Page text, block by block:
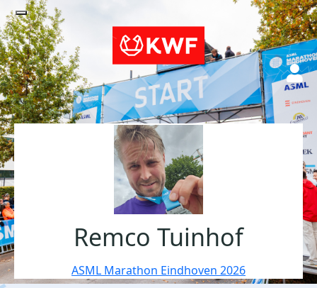
Remco Tuinhof
ASML Marathon Eindhoven 2026